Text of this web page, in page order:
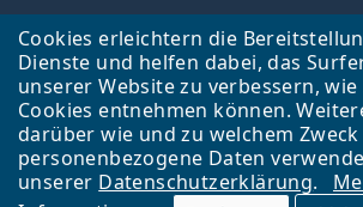
Cookies erleichtern die
Dienste und helfen dabei, das
unserer Website zu verbessern, wie
Cookies entnehmen können.
darüber wie und zu welchem
personenbezogene Daten
unserer Datenschutzerklärung.
Zurück zur Hauptseite
Lentiamo s.r.o., Tschechien ist Eigentümer und
Shops Lentiamo.at
Seit 18 Jahren